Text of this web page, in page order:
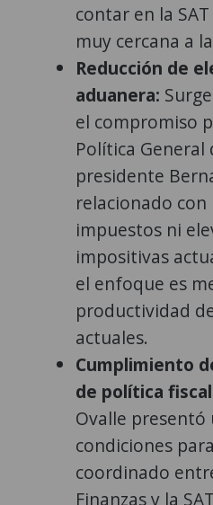
contar en la
muy cercana a
Reducción de
aduanera:
el compromiso
Política
presidente
relacionado
impuestos ni
impositivas
el enfoque es
productividad
actuales.
Cumplimiento
de política
Ovalle presentó
condiciones
coordinado
Finanzas y la